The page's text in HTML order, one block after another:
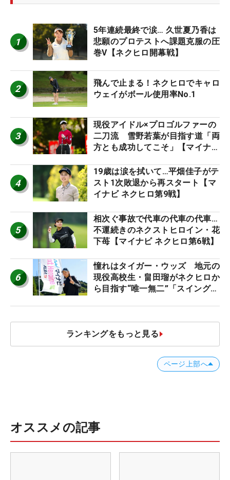
1
5年連続最終で涙… 久世夏乃香は
悲願のプロテストへ課題克服の圧
巻V【ネクヒロ開幕戦】
2
飛んで止まる！ネクヒロでキャロ
ウェイがボール使用率No.1
3
現役アイドル×プロゴルファーの
二刀流 雪野若葉が目指す道「両
方とも成功してこそ」【マイナビ
4
19歳は涙を拭いて…平畑佳子がテ
スト1次敗退から再スタート【マ
イナビ ネクヒロ第9戦】
5
相次ぐ事故で代車の代車の代車…
不運続きのネクストヒロイン・花
下苺【マイナビ ネクヒロ第6戦】
6
憧れはタイガー・ウッズ 地元の
現役高校生・畠田瑠がネクヒロか
ら目指す“唯一無二”「スイングは
ランキングをもっと見る
ページ上部へ
オススメの記事